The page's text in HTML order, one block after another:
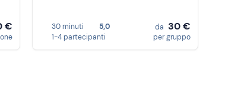
€ 30 minuti
5,0
1-4 partecipanti
da 30 €
per gruppo